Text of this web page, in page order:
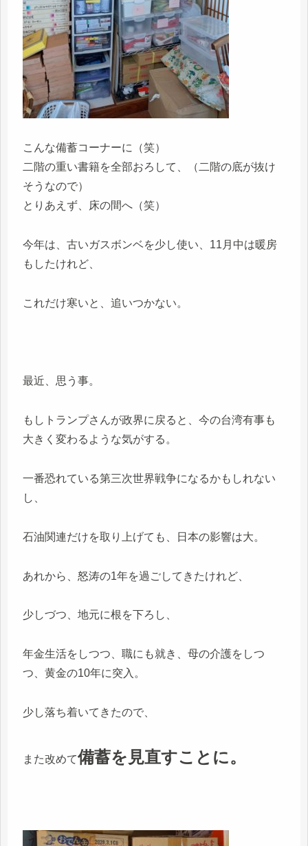
こんな備蓄コーナーに（笑）
二階の重い書籍を全部おろして、（二階の底が抜け
そうなので）
とりあえず、床の間へ（笑）
今年は、古いガスボンベを少し使い、11月中は暖房
もしたけれど、
これだけ寒いと、追いつかない。
最近、思う事。
もしトランプさんが政界に戻ると、今の台湾有事も
大きく変わるような気がする。
一番恐れている第三次世界戦争になるかもしれない
し、
石油関連だけを取り上げても、日本の影響は大。
あれから、怒涛の1年を過ごしてきたけれど、
少しづつ、地元に根を下ろし、
年金生活をしつつ、職にも就き、母の介護をしつ
つ、黄金の10年に突入。
少し落ち着いてきたので、
また改めて備蓄を見直すことに。